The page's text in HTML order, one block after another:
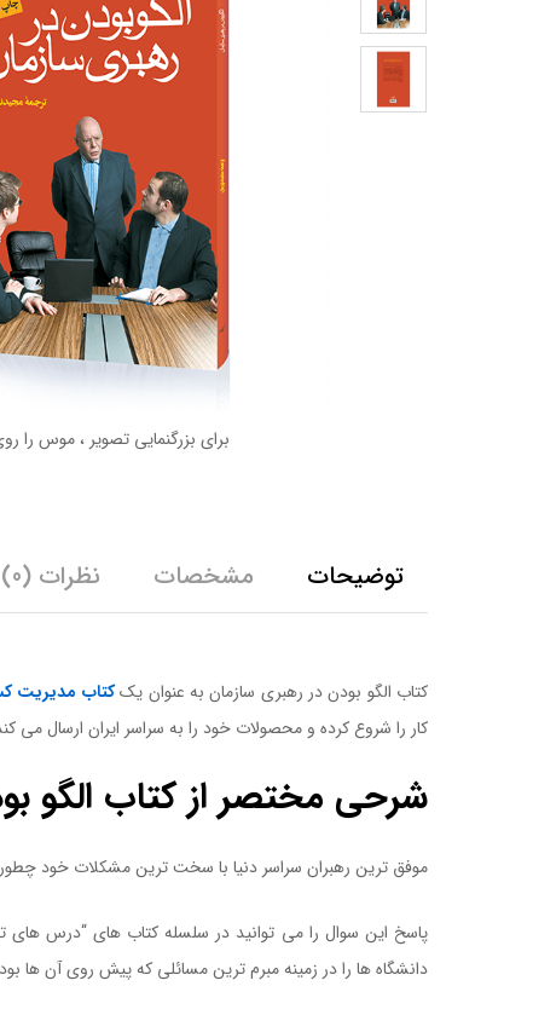
برای بزرگنمایی تصویر ، موس را
توضیحات مشخصات نظرات (0)
کتاب الگو بودن در رهبری سازمان به عنوان یککتاب مدیریت
کار را شروع کرده و محصولات خود را به سراسر ایران ارسال
شرحی مختصر از کتاب الگو
موفق ترین رهبران سراسر دنیا با سخت ترین مشکلات خود
دانشگاه ها را در زمینه مبرم ترین مسائلی که پیش روی آن ها